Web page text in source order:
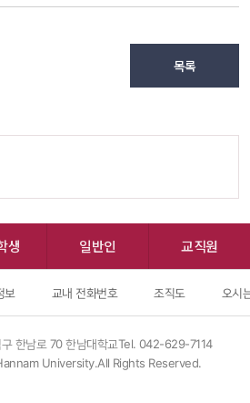
목록
생 일반인 교직원
보 교내 전화번호 조직도 오시
한남로 70 한남대학교Tel. 042-629-7114
University.All Rights Reserved.